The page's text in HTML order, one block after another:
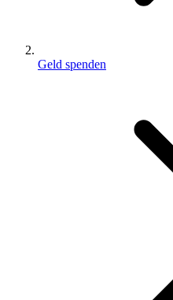
Geld spenden